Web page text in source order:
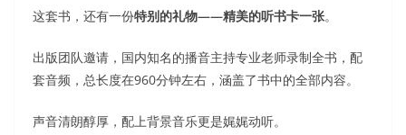
这套书，还有一份特别的礼物——精美的听书卡一张。
出版团队邀请，国内知名的播音主持专业老师录制全书，配
套音频，总长度在960分钟左右，涵盖了书中的全部内容。
声音清朗醇厚，配上背景音乐更是娓娓动听。